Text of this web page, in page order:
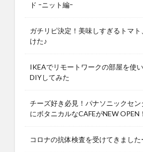
ド ｰニット編ｰ
ガチリピ決定！美味しすぎるトマト
けた♪
IKEAでリモートワークの部屋を使
DIYしてみた
チーズ好き必見！パナソニックセン
にボタニカルなCAFEがNEW OPEN！
コロナの抗体検査を受けてきました